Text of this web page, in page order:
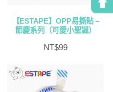
【ESTAPE】OPP易撕貼 –
節慶系列（可愛小聖誕）
NT$99